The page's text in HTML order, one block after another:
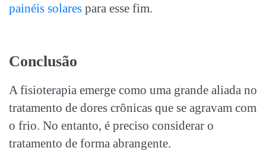
painéis solares para esse fim.
Conclusão
A fisioterapia emerge como uma grande aliada no
tratamento de dores crônicas que se agravam com
o frio. No entanto, é preciso considerar o
tratamento de forma abrangente.